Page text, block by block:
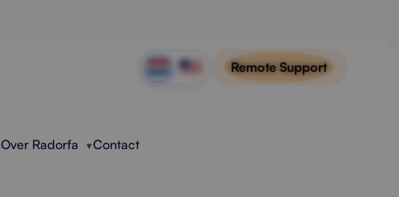
Remote Support
Over Radorfa Contact